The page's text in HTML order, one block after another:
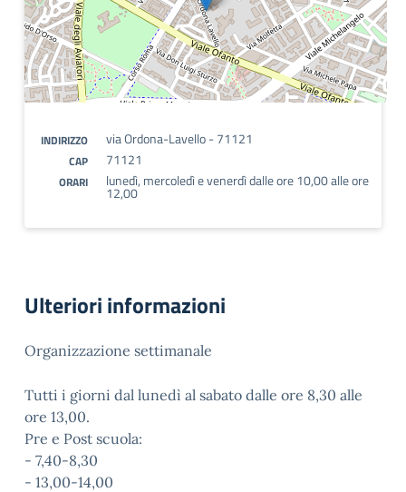
INDIRIZZO via Ordona-Lavello - 71121
CAP 71121
ORARI lunedì, mercoledì e venerdì dalle ore 10,00 alle ore
12,00
Ulteriori informazioni
Organizzazione settimanale
Tutti i giorni dal lunedì al sabato dalle ore 8,30 alle
ore 13,00.
Pre e Post scuola:
- 7,40-8,30
- 13,00-14,00